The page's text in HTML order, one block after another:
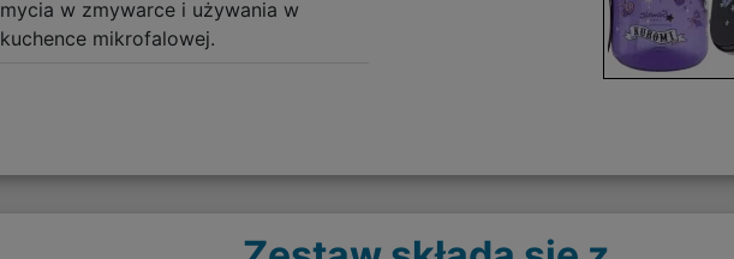
mycia w zmywarce i używania w
kuchence mikrofalowej.